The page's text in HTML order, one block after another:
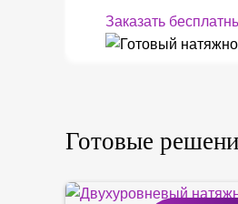
Заказать
Готовые